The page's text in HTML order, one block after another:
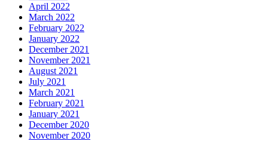
April 2022
March 2022
February 2022
January 2022
December 2021
November 2021
August 2021
July 2021
March 2021
February 2021
January 2021
December 2020
November 2020